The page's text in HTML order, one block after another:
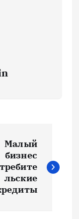
Малый
бизнес
льские